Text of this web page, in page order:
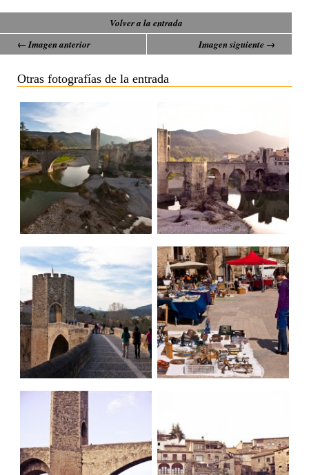
Volver a la entrada
← Imagen anterior
Imagen siguiente →
Otras fotografías de la entrada